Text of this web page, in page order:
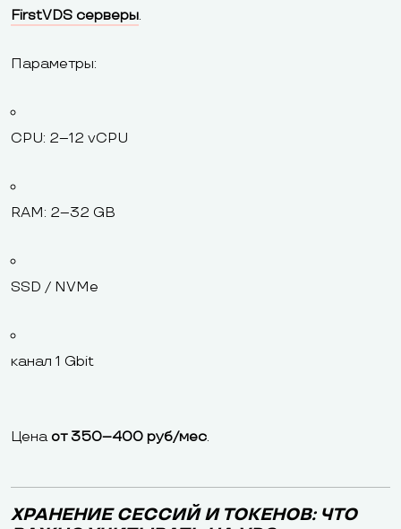
FirstVDS серверы.
Параметры:
CPU: 2–12 vCPU
RAM: 2–32 GB
SSD / NVMe
канал 1 Gbit
Цена от 350–400 руб/мес.
ХРАНЕНИЕ СЕССИЙ И ТОКЕНОВ: ЧТО